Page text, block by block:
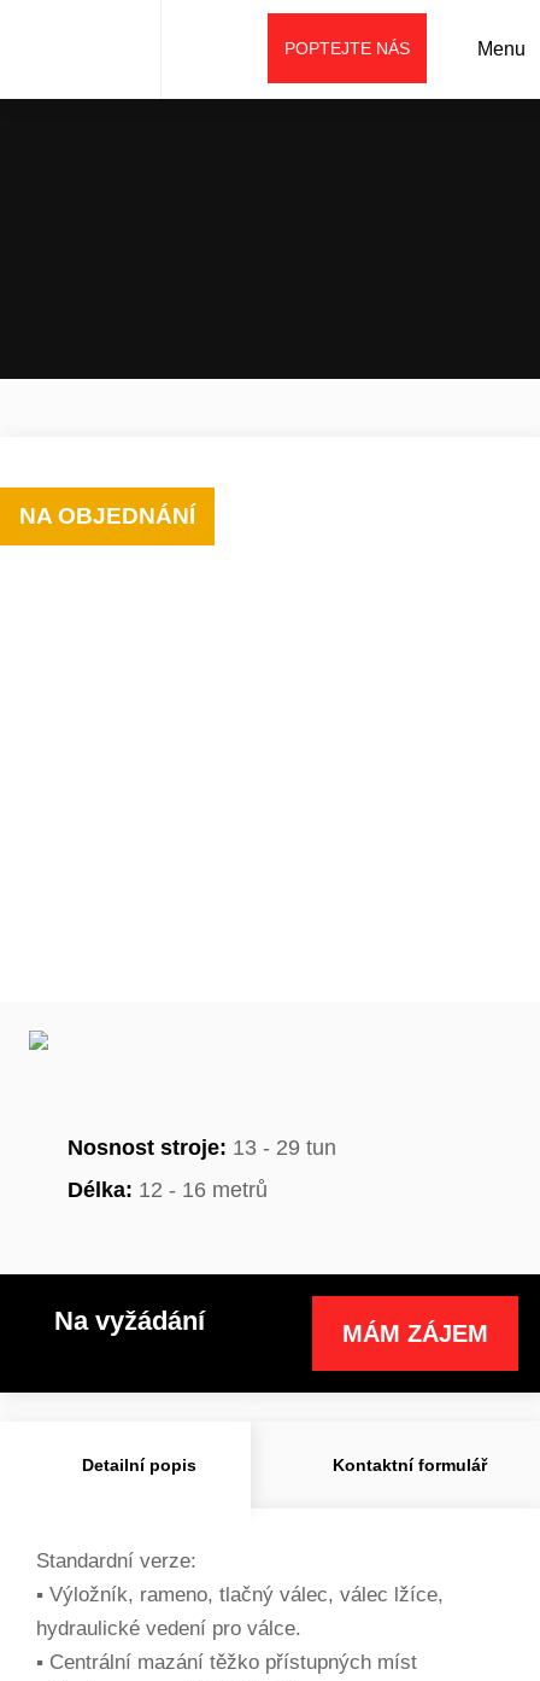
Menu
POPTEJTE NÁS
NA OBJEDNÁNÍ
Nosnost stroje: 13 - 29 tun
Délka: 12 - 16 metrů
Na vyžádání MÁM ZÁJEM
Detailní popis Kontaktní formulář
Standardní verze:
▪ Výložník, rameno, tlačný válec, válec lžíce,
hydraulické vedení pro válce.
▪ Centrální mazání těžko přístupných míst